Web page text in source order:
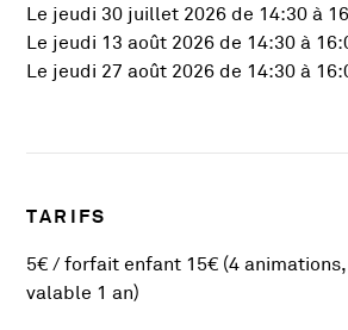
Le jeudi 30 juillet 2026 de 14:30 à
Le jeudi 13 août 2026 de 14:30 à
Le jeudi 27 août 2026 de 14:30 à
TARIFS
5€ / forfait enfant 15€ (4
valable 1 an)